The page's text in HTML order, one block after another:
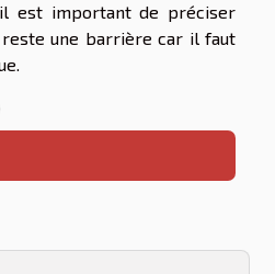
est important de préciser
reste une barrière car il faut